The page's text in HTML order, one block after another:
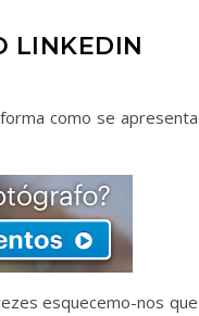
LINKEDIN
como se apresenta
esquecemo-nos que